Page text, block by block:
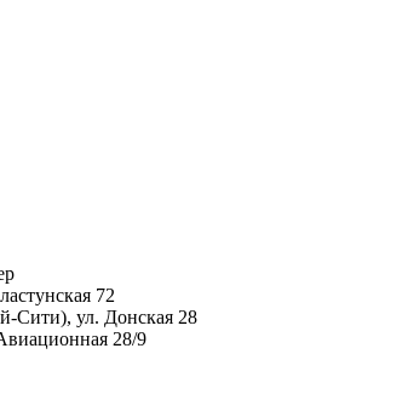
72
Сити), ул. Донская 28
28/9